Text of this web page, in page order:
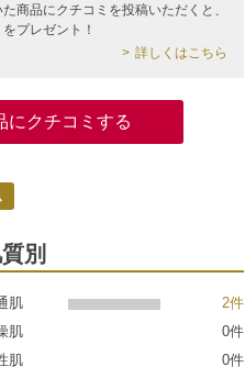
商品にクチコミを投稿いただくと、
プレゼント！
詳しくはこちら
にクチコミする
別
肌
2件
肌
0件
肌
0件